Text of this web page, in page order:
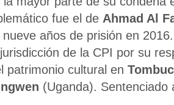
fue el de Ahmad Al
años de prisión en
de la CPI por su
patrimonio cultural en
(Uganda). Sentenciado